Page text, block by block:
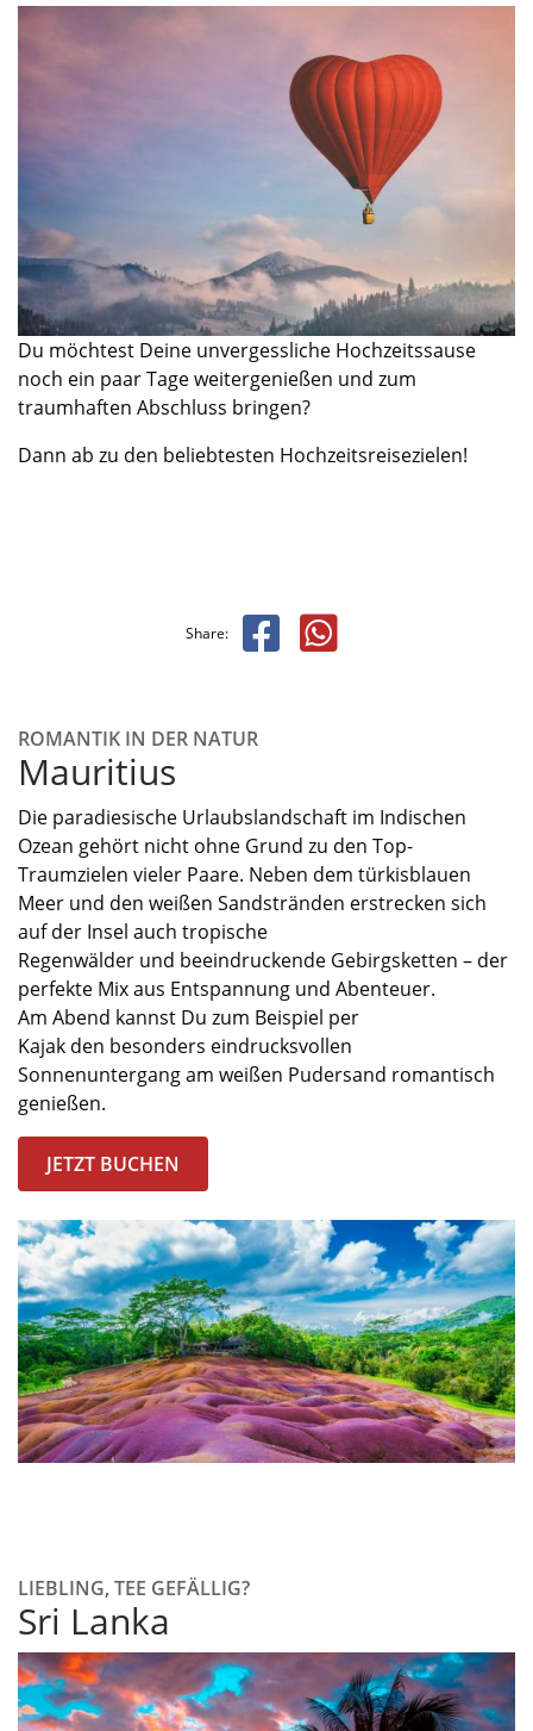
Du möchtest Deine unvergessliche Hochzeitssause
noch ein paar Tageweitergenießen und zum
traumhaften Abschluss bringen?
Dann ab zu den beliebtesten Hochzeitsreisezielen!
Share:
ROMANTIK IN DER NATUR
Mauritius
Die paradiesische Urlaubslandschaft im Indischen
Ozean gehört nicht ohne Grund zu den Top-
Traumzielen vieler Paare. Neben dem türkisblauen
Meer und den weißen Sandstränden erstrecken sich
aufder Insel auch tropische
Regenwälder und beeindruckende Gebirgsketten – der
perfekte Mixaus Entspannung und Abenteuer.
Am Abend kannst Du zum Beispiel per
Kajak den besonders eindrucksvollen
Sonnenuntergang am weißen Pudersand romantisch
genießen.
JETZT BUCHEN
LIEBLING, TEE GEFÄLLIG?
Sri Lanka